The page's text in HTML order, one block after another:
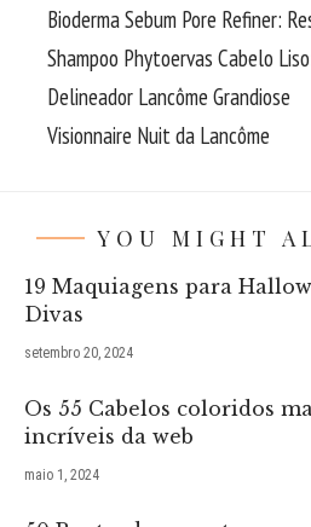
Bioderma Sebum Pore Refiner:
Shampoo Phytoervas Cabelo
Delineador Lancôme Grandiose
Visionnaire Nuit da Lancôme
YOU MIGHT
19 Maquiagens para
Divas
setembro 20, 2024
Os 55 Cabelos coloridos
incríveis da web
maio 1, 2024